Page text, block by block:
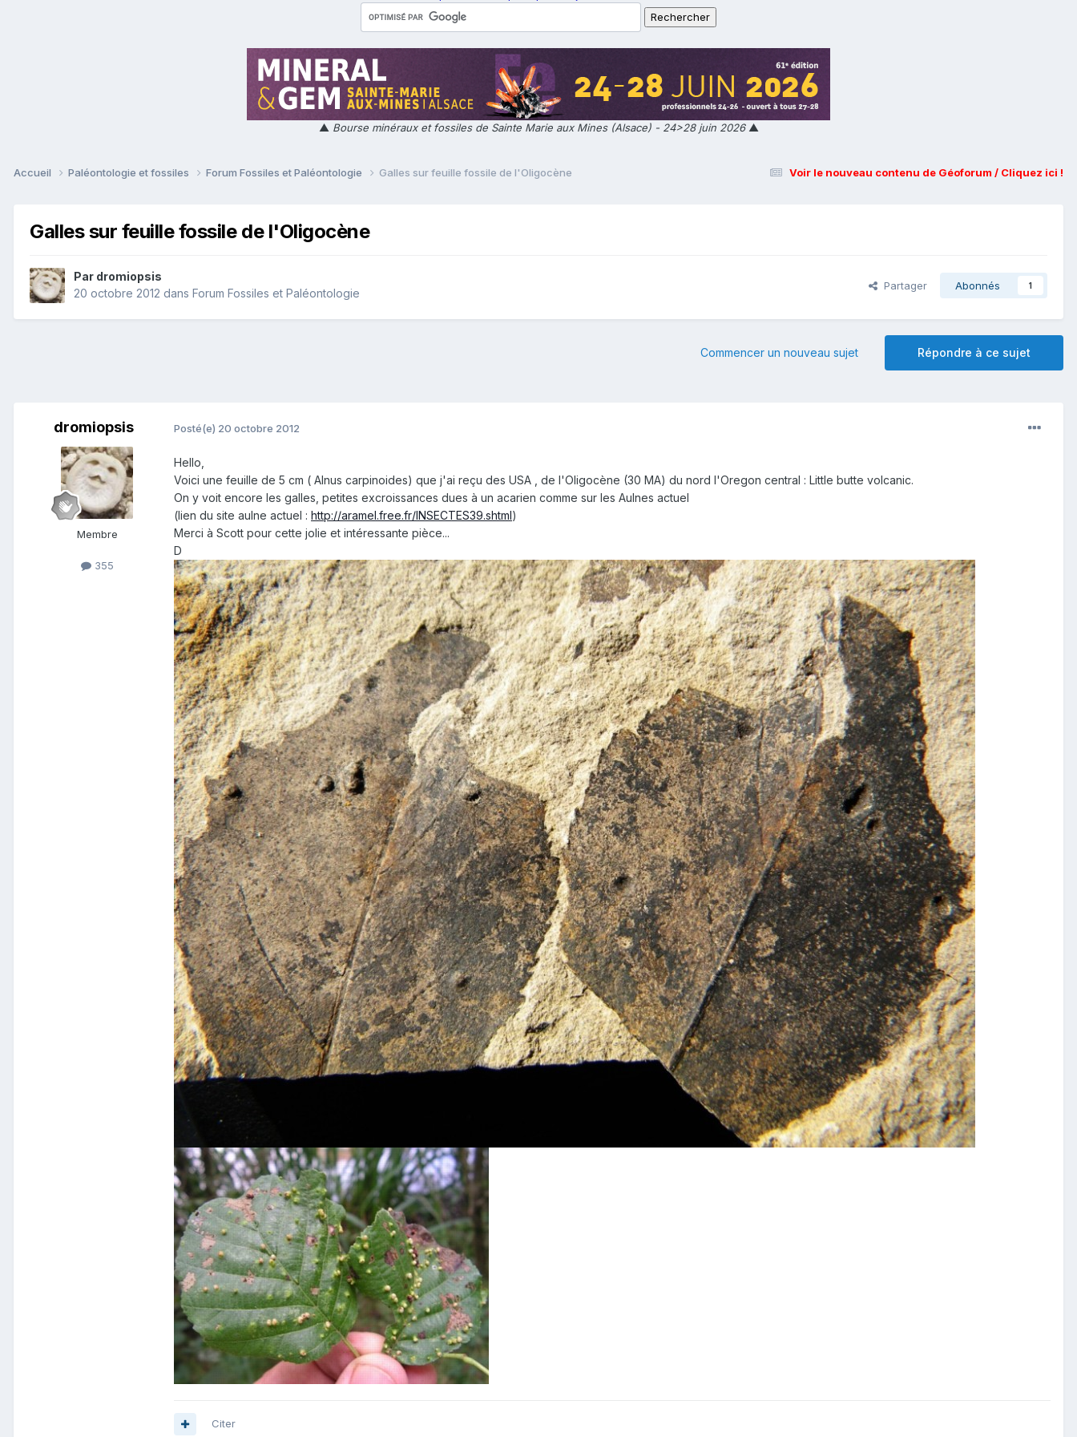
▲ Bourse minéraux et fossiles de Sainte Marie aux Mines (Alsace) - 24>28 juin 2026▲
Voir le nouveau contenu de Géoforum / Cliquez ici !
Accueil Paléontologie et fossiles Forum Fossiles et Paléontologie Galles sur feuille fossile de l'Oligocène
Galles sur feuille fossile de l'Oligocène
Par dromiopsis
20 octobre 2012 dans Forum Fossiles et Paléontologie
Partager Abonnés 1
Répondre à ce sujet
Commencer un nouveau sujet
dromiopsis
Membre
355
Posté(e) 20 octobre 2012
Hello,
Voici une feuille de 5 cm ( Alnus carpinoides) que j'ai reçu des USA , de l'Oligocène (30 MA) du nord l'Oregon central : Little butte volcanic.
On y voit encore les galles, petites excroissances dues à un acarien comme sur les Aulnes actuel
(lien du site aulne actuel : http://aramel.free.fr/INSECTES39.shtml)
Merci à Scott pour cette jolie et intéressante pièce...
D
Citer